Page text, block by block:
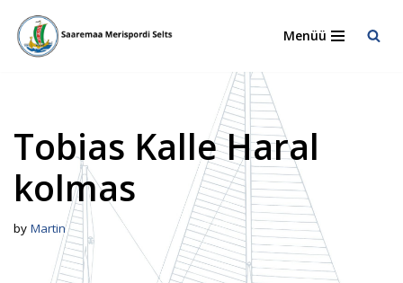
Skip
Menüü
Tobias Kalle Haral
kolmas
by Martin